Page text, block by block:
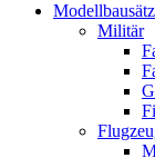
Militär